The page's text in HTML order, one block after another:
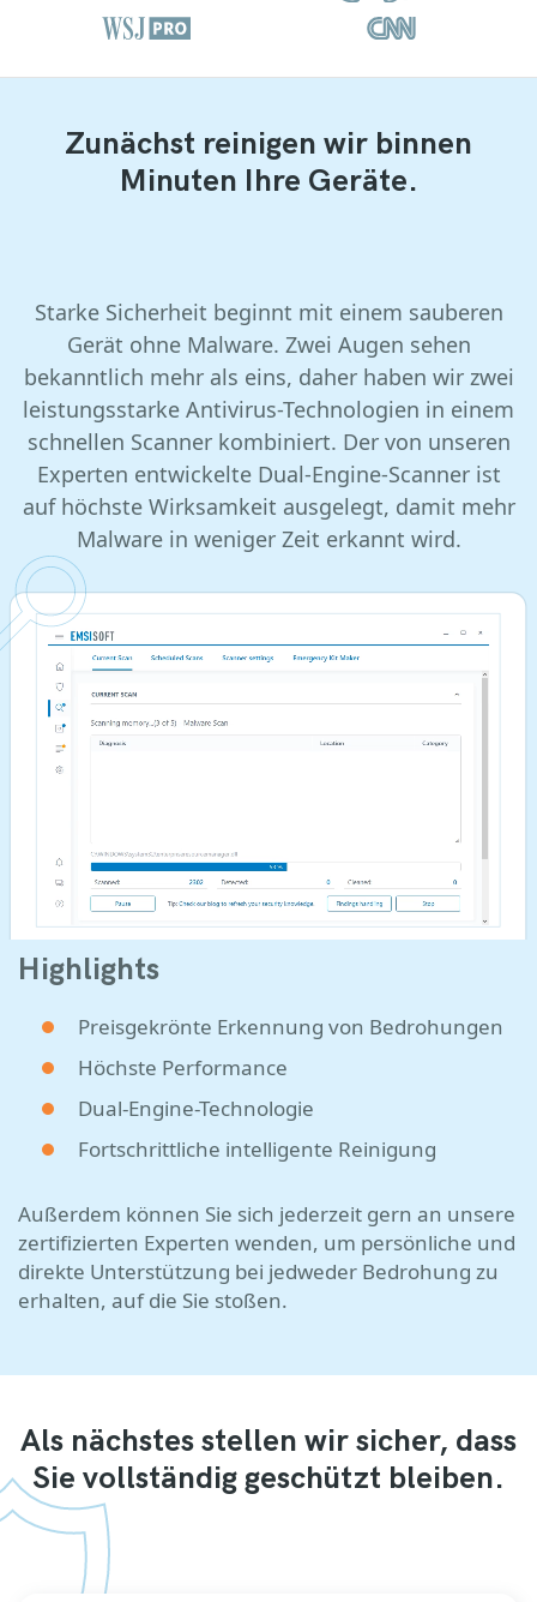
Zunächst reinigen wir binnen
Minuten Ihre Geräte.
Starke Sicherheit beginnt mit einem sauberen
Gerät ohne Malware. Zwei Augen sehen
bekanntlich mehr als eins, daher haben wir zwei
leistungsstarke Antivirus-Technologien in einem
schnellen Scanner kombiniert. Der von unseren
Experten entwickelte Dual-Engine-Scanner ist
auf höchste Wirksamkeit ausgelegt, damit mehr
Malware in weniger Zeit erkannt wird.
Highlights
Preisgekrönte Erkennung von Bedrohungen
Höchste Performance
Dual-Engine-Technologie
Fortschrittliche intelligente Reinigung
Außerdem können Sie sich jederzeit gern an unsere
zertifizierten Experten wenden, um persönliche und
direkte Unterstützung bei jedweder Bedrohung zu
erhalten, auf die Sie stoßen.
Als nächstes stellen wir sicher, dass
Sie vollständig geschützt bleiben.